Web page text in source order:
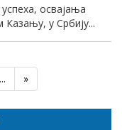
освајања
Казању, у Србију...
... »